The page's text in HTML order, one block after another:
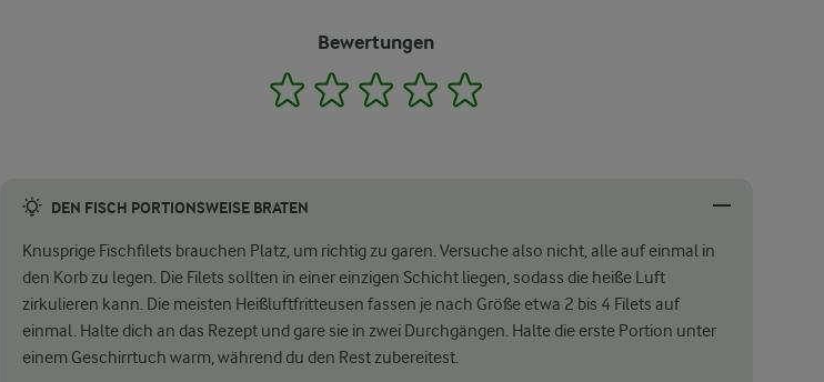
Bewertungen
1 2 3 4
DEN FISCH PORTIONSWEISE BRATEN
Knusprige Fischfilets brauchen Platz, um richtig zu garen. Versuche also nicht, alle auf einmal in
den Korb zu legen. Die Filets sollten in einer einzigen Schicht liegen, sodass die heiße Luft
zirkulieren kann. Die meisten Heißluftfritteusen fassen je nach Größe etwa 2 bis 4 Filets auf
einmal. Halte dich an das Rezept und gare sie in zwei Durchgängen. Halte die erste Portion unter
einem Geschirrtuch warm, während du den Rest zubereitest.